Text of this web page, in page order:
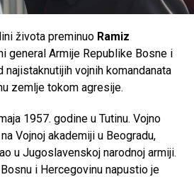
života preminuo Ramiz
general Armije Republike Bosne i
najistaknutijih vojnih komandanata
zemlje tokom agresije.
1957. godine u Tutinu. Vojno
Vojnoj akademiji u Beogradu,
u Jugoslavenskoj narodnoj armiji.
i Hercegovinu napustio je